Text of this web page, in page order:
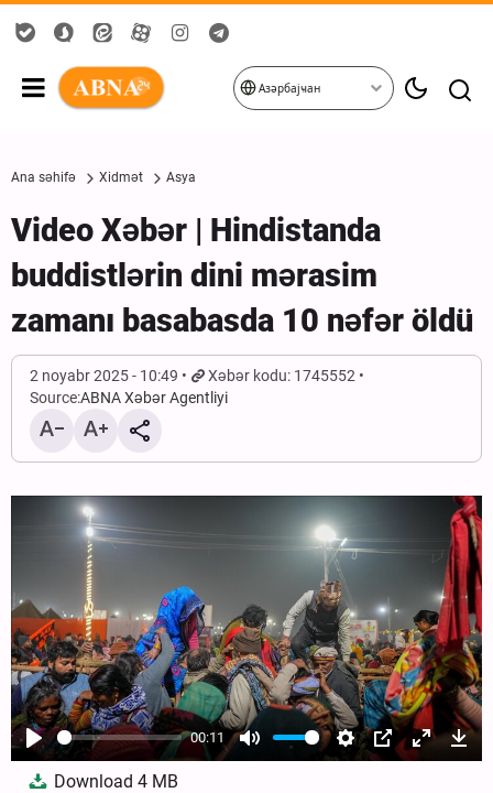
Азәрбајҹан
Ana səhifə Xidmət Asya
Video Xəbər | Hindistanda
buddistlərin dini mərasim
zamanı basabasda 10 nəfər öldü
2 noyabr 2025 - 10:49
Xəbər kodu: 1745552
Source:ABNA Xəbər Agentliyi
Play
00:11
Mute Settings
PIP Enter
Download4 MB